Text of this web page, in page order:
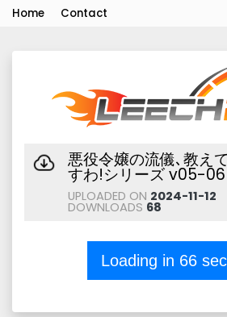
Home Contact
悪役令嬢の流儀､教え
すわ!シリーズ v05-06
UPLOADED ON 2024-11-12
DOWNLOADS 68
Loading in 66